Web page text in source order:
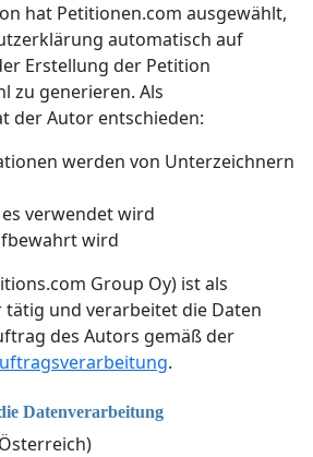
hat Petitionen.com ausgewählt,
automatisch auf
Erstellung der Petition
zu generieren. Als
der Autor entschieden:
werden von Unterzeichnern
verwendet wird
wird
Group Oy) ist als
und verarbeitet die Daten
des Autors gemäß der
.
Datenverarbeitung